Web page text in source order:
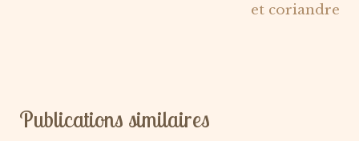
et coriandre
Publications similaires